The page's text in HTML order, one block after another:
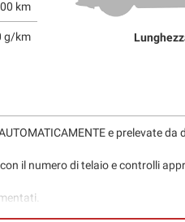
km
g/km
e prelevate
il numero di telaio e controlli